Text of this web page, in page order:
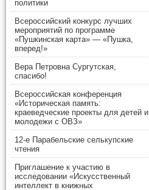
политики
Всероссийский конкурс лучших
мероприятий по программе
«Пушкинская карта» — «Пушка,
вперед!»
Вера Петровна Сургутская,
спасибо!
Всероссийская конференция
«Историческая память:
краеведческие проекты для детей и
молодежи с ОВЗ»
12-е Парабельские селькупские
чтения
Приглашение к участию в
исследовании «Искусственный
интеллект в книжных